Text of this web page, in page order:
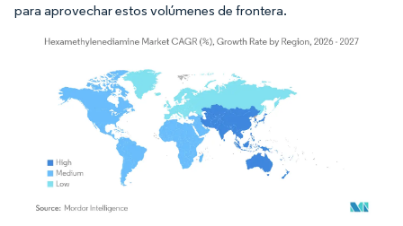
para aprovechar estos volúmenes de frontera.